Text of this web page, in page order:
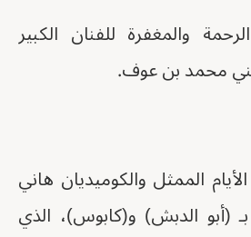
والمغفرة للفنان الكبير
محمد بن عوف.
الممثل والكوميديان هاني
(أبو الدبش) و(كابوس)، الذي